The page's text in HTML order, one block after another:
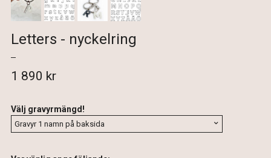
Letters - nyckelring
1 890 kr
Välj gravyrmängd!